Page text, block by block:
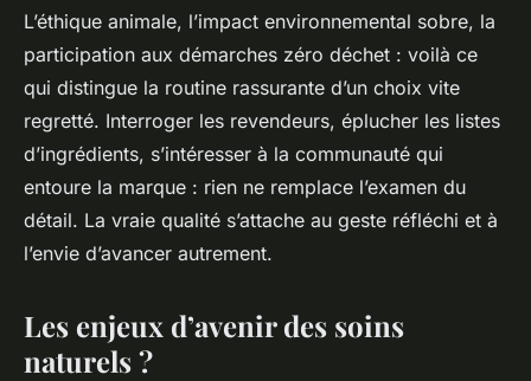
L’éthique animale, l’impact environnemental sobre, la
participation aux démarches zéro déchet : voilà ce
qui distingue la routine rassurante d’un choix vite
regretté. Interroger les revendeurs, éplucher les listes
d’ingrédients, s’intéresser à la communauté qui
entoure la marque : rien ne remplace l’examen du
détail. La vraie qualité s’attache au geste réfléchi et à
l’envie d’avancer autrement.
Les enjeux d’avenir des soins
naturels ?